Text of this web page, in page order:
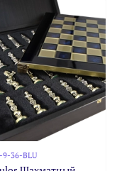
9-36-BLU